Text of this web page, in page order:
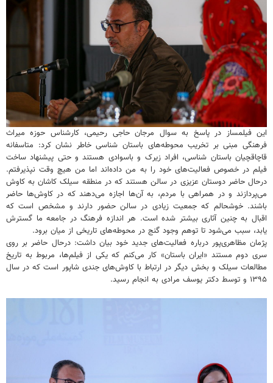
این فیلمساز در پاسخ به سوال مرجان حاجی رحیمی، کارشناس حوزه میراث
فرهنگی مبنی بر تخریب محوطه‌های باستان شناسی خاطر نشان کرد: متاسفانه
قاچاقچیان باستان شناسی، افراد زیرک و باسوادی هستند و حتی پیشنهاد ساخت
فیلم در خصوص فعالیت‌های خود را به من داده‌اند اما من هیچ وقت نپذیرفتم.
درحال حاضر دوستان عزیزی در سالن هستند که در منطقه سیلک کاشان به کاوش
می‌پردازند و در همراهی با مردم، به آن‌ها اجازه می‌دهند که در کاوش‌ها حاضر
باشند. خوشحالم که جمعیت زیادی در سالن حضور دارند و مشخص است که
اقبال به چنین آثاری بیشتر شده است. هر اندازه فرهنگ در جامعه ما گسترش
یابد، سبب می‌شود تا توهم وجود گنج‌ در محوطه‌های تاریخی از میان برود.
پژمان مظاهری‌پور درباره فعالیت‌های جدید خود بیان داشت: درحال حاضر بر روی
سری دوم مستند «ایران باستان» کار می‌کنم که یکی از فیلم‌ها، مربوط به تاریخ
مطالعات سیلک و بخش دیگر در ارتباط با کاوش‌های جندی شاپور است که در سال
۱۳۹۵ و توسط دکتر یوسف مرادی به انجام رسید.